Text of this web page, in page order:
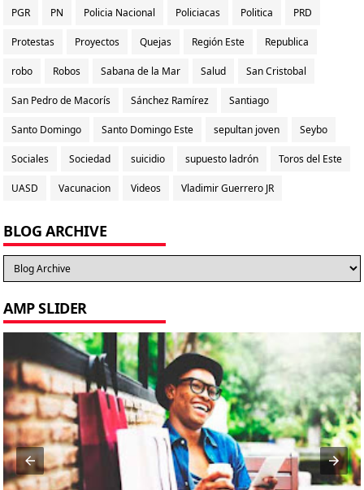
PGR PN Policia Nacional Policiacas Politica PRD
Protestas Proyectos Quejas Región Este Republica
robo Robos Sabana de la Mar Salud San Cristobal
San Pedro de Macorís Sánchez Ramírez Santiago
Santo Domingo Santo Domingo Este sepultan joven Seybo
Sociales Sociedad suicidio supuesto ladrón Toros del Este
UASD Vacunacion Videos Vladimir Guerrero JR
BLOG ARCHIVE
AMP SLIDER